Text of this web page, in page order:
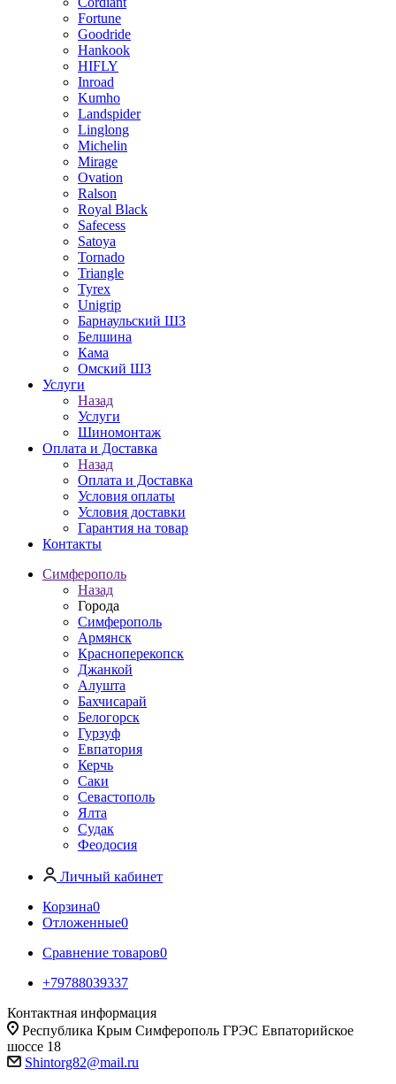
Fortune
Goodride
Hankook
HIFLY
Inroad
Kumho
Landspider
Linglong
Michelin
Mirage
Ovation
Ralson
Royal Black
Safecess
Satoya
Tornado
Triangle
Tyrex
Unigrip
Барнаульский ШЗ
Белшина
Кама
Омский ШЗ
Услуги
Назад
Услуги
Шиномонтаж
Оплата и Доставка
Назад
Оплата и Доставка
Условия оплаты
Условия доставки
Гарантия на товар
Контакты
Симферополь
Назад
Города
Симферополь
Армянск
Красноперекопск
Джанкой
Алушта
Бахчисарай
Белогорск
Гурзуф
Евпатория
Керчь
Саки
Севастополь
Ялта
Судак
Феодосия
Личный кабинет
Корзина0
Отложенные0
Сравнение товаров0
+79788039337
Контактная информация
Республика Крым Симферополь ГРЭС Евпаторийское
шоссе 18
Shintorg82@mail.ru